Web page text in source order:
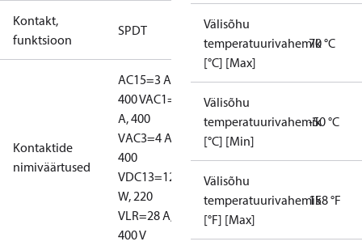
Kontakt,
funktsioon
SPDT
Kontaktide
nimiväärtused
AC15=3 A,
400 VAC1=10
A, 400
VAC3=4 A,
400
VDC13=12
W, 220
VLR=28 A,
400 V
Välisõhu
temperatuurivahemik
[°C] [Max]
70 °C
Välisõhu
temperatuurivahemik
[°C] [Min]
-50 °C
Välisõhu
temperatuurivahemik
[°F] [Max]
158 °F